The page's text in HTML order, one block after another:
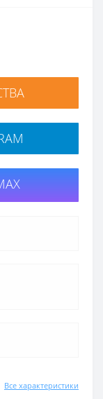
Все характеристики